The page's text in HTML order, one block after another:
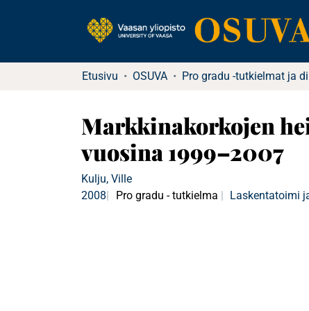
Etusivu OSUVA
Markkinakorkojen
vuosina 1999–2007
Kulju, Ville
2008
Pro gradu - tutkielma Laskentatoimi